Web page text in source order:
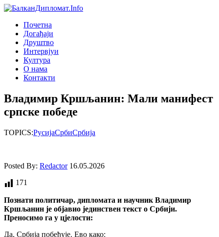
Почетна
Догађаjи
Друштво
Интервjуи
Култура
О нама
Контакти
Владимир Кршљанин: Мали манифест
српске победе
TOPICS:РусијаСрбиСрбија
Posted By: Redactor 16.05.2026
171
Познати политичар, дипломата и научник Владимир
Кршљанин је објавио јединствен текст о Србији.
Преносимо га у цјелости:
Да, Србија побеђује. Ево како: